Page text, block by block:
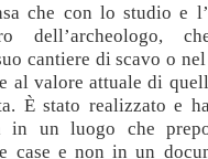
che con lo studio e
dell’archeologo,
cantiere di scavo o
al valore attuale di
È stato realizzato e
un luogo che
case e non in un